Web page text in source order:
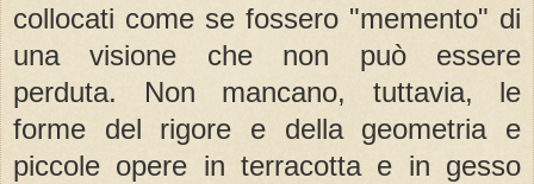
collocati come se fossero "memento" di
una visione che non può essere
perduta. Non mancano, tuttavia, le
forme del rigore e della geometria e
piccole opere in terracotta e in gesso